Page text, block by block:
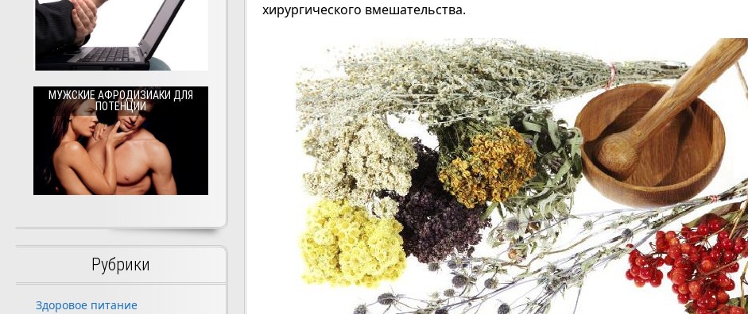
хирургического вмешательства.
МУЖСКИЕ АФРОДИЗИАКИ ДЛЯ
ПОТЕНЦИИ
Рубрики
Здоровое питание